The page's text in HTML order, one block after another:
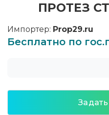
ПРОТЕЗ
Импортер: Prop29.ru
Бесплатно по